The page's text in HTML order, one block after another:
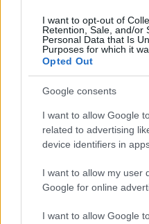
I want to opt-out of
Retention, Sale, and/or
Personal Data that Is
Purposes for which it
Opted Out
Google consents
I want to allow Google
related to advertising
device identifiers in
I want to allow my user
Google for online
I want to allow Google
Lucía Herrera · 23 Jun 2026